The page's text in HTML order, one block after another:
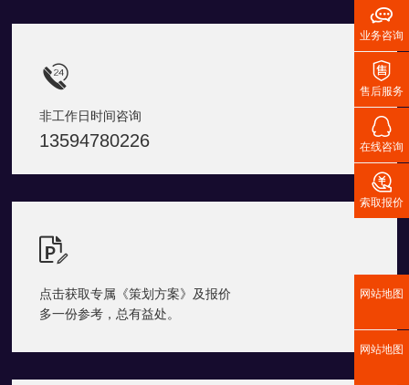

非工作日时间咨询
13594780226

点击获取专属《策划方案》及报价
多一份参考，总有益处。

业务咨询

售后服务

在线咨询

索取报价
网站地图
网站地图